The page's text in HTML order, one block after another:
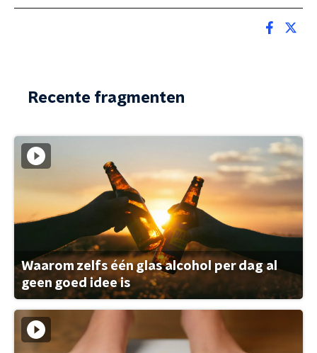
Recente fragmenten
Waarom zelfs één glas alcohol per dag al
geen goed idee is